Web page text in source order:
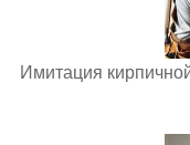
Имитация